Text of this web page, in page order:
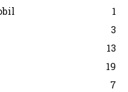
1
3
13
19
7